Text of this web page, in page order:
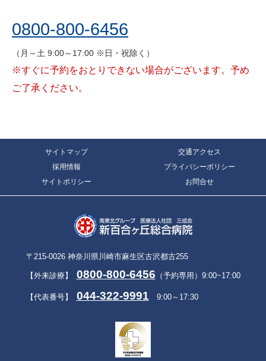
0800-800-6456
（月～土 9:00～17:00 ※日・祝除く）
※すぐに予約をおとりできない場合がございます。予め
ご了承ください。
サイトマップ 交通アクセス
採用情報 プライバシーポリシー
サイトポリシー お問合せ
〒215-0026 神奈川県川崎市麻生区古沢都古255
【外来診療】 0800-800-6456 （予約専用）9:00~17:00
【代表番号】 044-322-9991 9:00～17:30